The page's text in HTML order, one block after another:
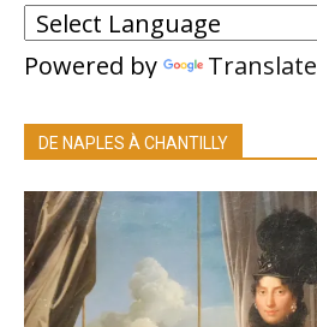
Powered by Translate
DE NAPLES À CHANTILLY